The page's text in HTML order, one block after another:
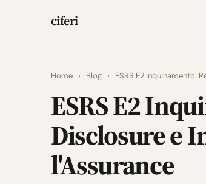
ciferi
Home › Blog › ESRS E2 Inquinamento:
ESRS E2
Disclosure e
l'Assurance